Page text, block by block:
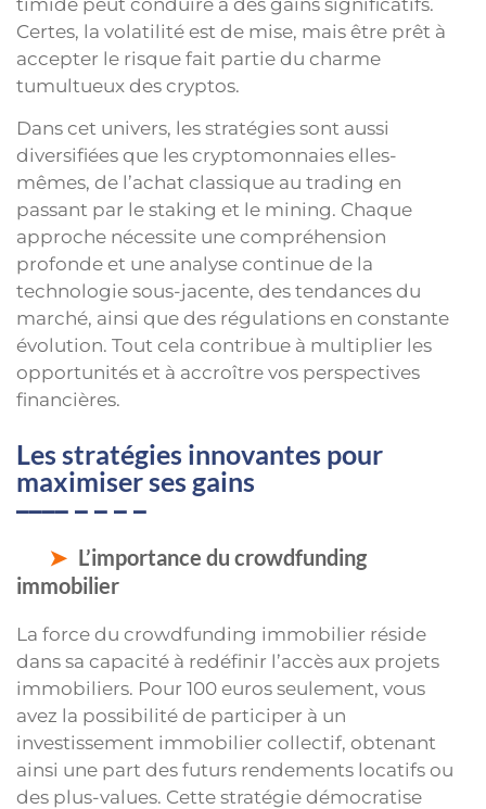
Certes, la volatilité est de mise, mais être prêt à
accepter le risque fait partie du charme
tumultueux des cryptos.
Dans cet univers, les stratégies sont aussi
diversifiées que les cryptomonnaies elles-
mêmes, de l’achat classique au trading en
passant par le staking et le mining. Chaque
approche nécessite une compréhension
profonde et une analyse continue de la
technologie sous-jacente, des tendances du
marché, ainsi que des régulations en constante
évolution. Tout cela contribue à multiplier les
opportunités et à accroître vos perspectives
financières.
Les stratégies innovantes pour
maximiser ses gains
L’importance du crowdfunding
immobilier
La force du crowdfunding immobilier réside
dans sa capacité à redéfinir l’accès aux projets
immobiliers. Pour 100 euros seulement, vous
avez la possibilité de participer à un
investissement immobilier collectif, obtenant
ainsi une part des futurs rendements locatifs ou
des plus-values. Cette stratégie démocratise